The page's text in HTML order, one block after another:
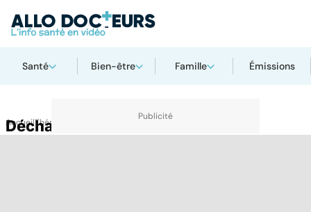
Santé Bien-être Famille Émissions
AccueilThématiques
Déchaussement des dents